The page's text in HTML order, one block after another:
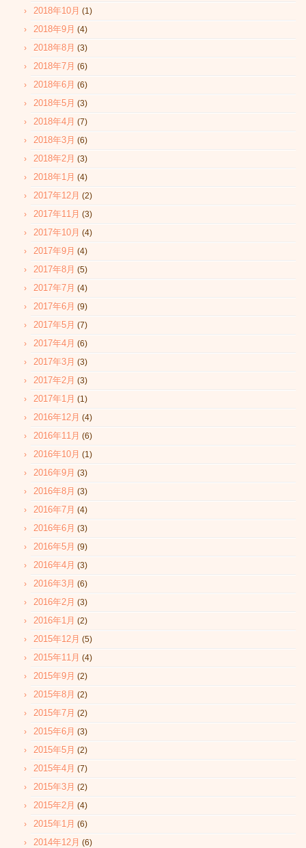
2018年10月 (1)
2018年9月 (4)
2018年8月 (3)
2018年7月 (6)
2018年6月 (6)
2018年5月 (3)
2018年4月 (7)
2018年3月 (6)
2018年2月 (3)
2018年1月 (4)
2017年12月 (2)
2017年11月 (3)
2017年10月 (4)
2017年9月 (4)
2017年8月 (5)
2017年7月 (4)
2017年6月 (9)
2017年5月 (7)
2017年4月 (6)
2017年3月 (3)
2017年2月 (3)
2017年1月 (1)
2016年12月 (4)
2016年11月 (6)
2016年10月 (1)
2016年9月 (3)
2016年8月 (3)
2016年7月 (4)
2016年6月 (3)
2016年5月 (9)
2016年4月 (3)
2016年3月 (6)
2016年2月 (3)
2016年1月 (2)
2015年12月 (5)
2015年11月 (4)
2015年9月 (2)
2015年8月 (2)
2015年7月 (2)
2015年6月 (3)
2015年5月 (2)
2015年4月 (7)
2015年3月 (2)
2015年2月 (4)
2015年1月 (6)
2014年12月 (6)